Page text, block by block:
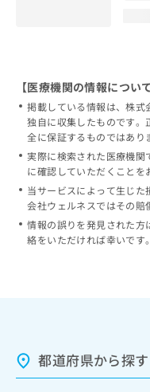
【医療機関の情報について
掲載している情報は、株式
独自に収集したものです。
全に保証するものではあり
実際に検索された医療機関
に確認していただくことを
当サービスによって生じ
会社ウェルネスではその賠
情報の誤りを発見された方
絡をいただければ幸いです。
都道府県から探す